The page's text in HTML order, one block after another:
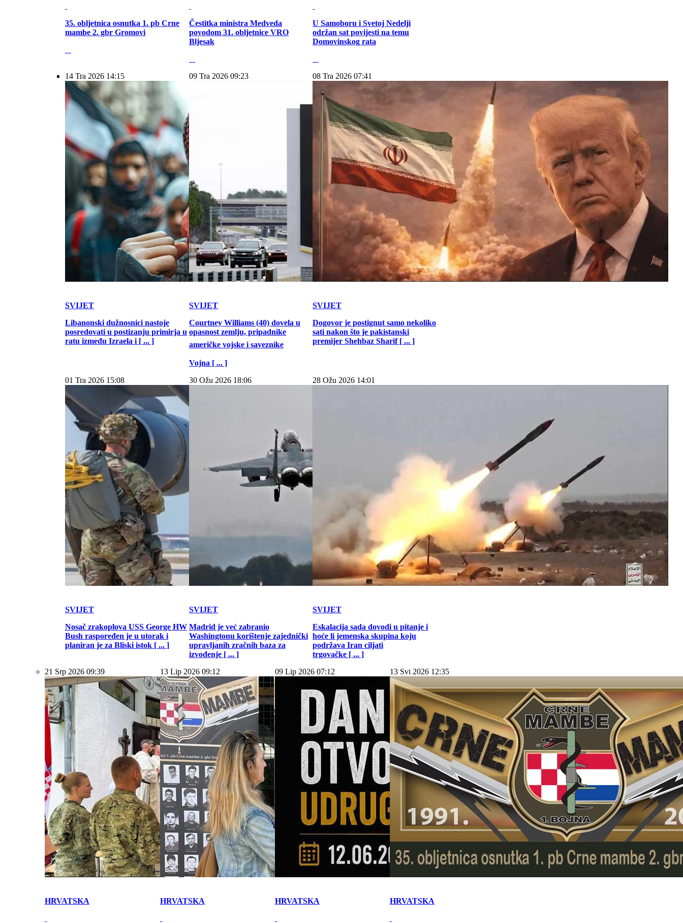
35. obljetnica osnutka 1. pb Crne
mambe 2. gbr Gromovi
Čestitka ministra Medveda
povodom 31. obljetnice VRO
Bljesak
U Samoboru i Svetoj Nedelji
održan sat povijesti na temu
Domovinskog rata
14 Tra 2026 14:15
SVIJET
Libanonski dužnosnici nastoje
posredovati u postizanju primirja u
ratu između Izraela i [ ... ]
09 Tra 2026 09:23
SVIJET
Courtney Williams (40) dovela u
opasnost zemlju, pripadnike
američke vojske i saveznike
Vojna [ ... ]
08 Tra 2026 07:41
SVIJET
Dogovor je postignut samo nekoliko
sati nakon što je pakistanski
premijer Shehbaz Sharif [ ... ]
01 Tra 2026 15:08
SVIJET
Nosač zrakoplova USS George HW
Bush raspoređen je u utorak i
planiran je za Bliski istok [ ... ]
30 Ožu 2026 18:06
SVIJET
Madrid je već zabranio
Washingtonu korištenje zajednički
upravljanih zračnih baza za
izvođenje [ ... ]
28 Ožu 2026 14:01
SVIJET
Eskalacija sada dovodi u pitanje i
hoće li jemenska skupina koju
podržava Iran ciljati
trgovačke [ ... ]
21 Srp 2026 09:39
HRVATSKA
13 Lip 2026 09:12
HRVATSKA
09 Lip 2026 07:12
HRVATSKA
13 Svi 2026 12:35
HRVATSKA